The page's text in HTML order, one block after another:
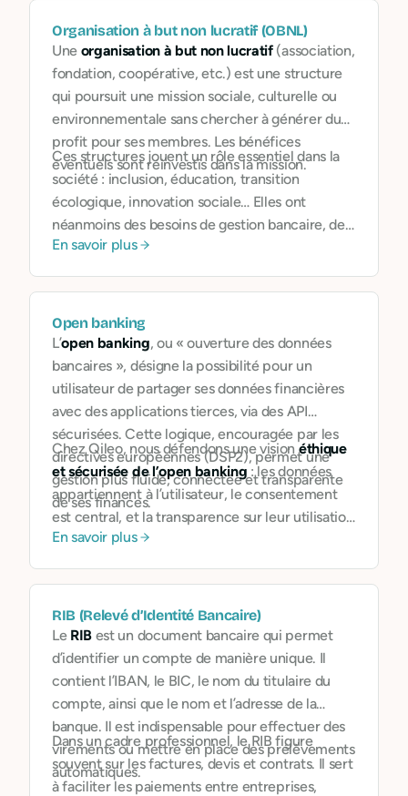
Organisation à but non lucratif (OBNL)
Une organisation à but non lucratif(association,
fondation, coopérative, etc.) est une structure
qui poursuit une mission sociale, culturelle ou
environnementale sans chercher à générer du
profit pour ses membres. Les bénéfices
éventuels sont réinvestis dans la mission.
Ces structures jouent un rôle essentiel dans la
société : inclusion, éducation, transition
écologique, innovation sociale… Elles ont
néanmoins des besoins de gestion bancaire, de
financement, de traçabilité et de reporting aussi
En savoir plus
Open banking
L’open banking, ou « ouverture des données
bancaires », désigne la possibilité pour un
utilisateur de partager ses données financières
avec des applications tierces, via des API
sécurisées. Cette logique, encouragée par les
directives européennes (DSP2), permet une
gestion plus fluide, connectée et transparente
de ses finances.
Chez Qileo, nous défendons une visionéthique
et sécurisée de l’open banking : les données
appartiennent à l’utilisateur, le consentement
est central, et la transparence sur leur utilisation
est absolue. Nous mettons en œuvre les
protéger ces données sensibles.
En savoir plus
RIB (Relevé d’Identité Bancaire)
Le RIB est un document bancaire qui permet
d’identifier un compte de manière unique. Il
contient l’IBAN, le BIC, le nom du titulaire du
compte, ainsi que le nom et l’adresse de la
banque. Il est indispensable pour effectuer des
virements ou mettre en place des prélèvements
automatiques.
Dans un cadre professionnel, le RIB figure
souvent sur les factures, devis et contrats. Il sert
à faciliter les paiements entre entreprises,